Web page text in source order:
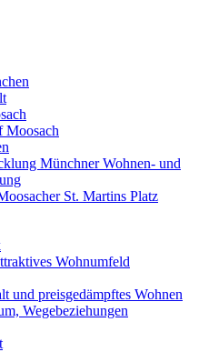
Moosach
Münchner Wohnen- und
St. Martins Platz
Wohnumfeld
und preisgedämpftes Wohnen
Wegebeziehungen